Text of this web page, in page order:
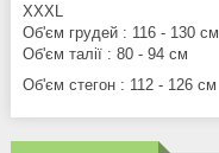
XXXL
Об'єм грудей : 116 - 130 см
Об'єм талії : 80 - 94 см
Об'єм стегон : 112 - 126 см